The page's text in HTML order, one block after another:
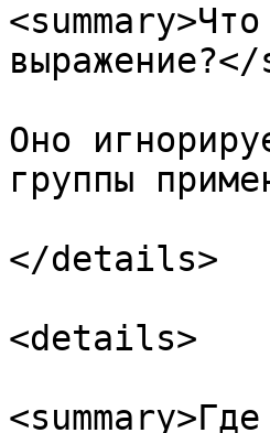
выражение?</
Оно
группы
</details>
<details>